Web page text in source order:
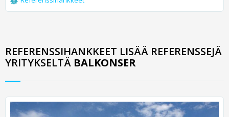
REFERENSSIHANKKEET LISÄÄ REFERENSSEJÄ
YRITYKSELTÄ BALKONSER